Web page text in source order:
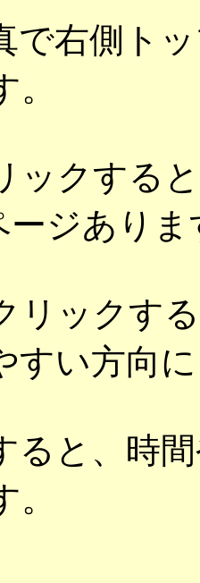
で右側ト
ックする
ージありま
リックす
すい方向
ると、時